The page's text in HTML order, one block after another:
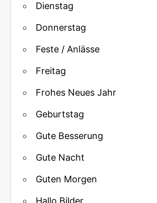
Dienstag
Donnerstag
Feste / Anlässe
Freitag
Frohes Neues Jahr
Geburtstag
Gute Besserung
Gute Nacht
Guten Morgen
Hallo Bilder